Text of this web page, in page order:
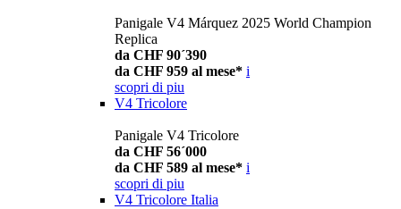
Panigale V4 Márquez 2025 World Champion
Replica
da CHF 90´390
da CHF 959 al mese* i
scopri di piu
V4 Tricolore
Panigale V4 Tricolore
da CHF 56´000
da CHF 589 al mese* i
scopri di piu
V4 Tricolore Italia